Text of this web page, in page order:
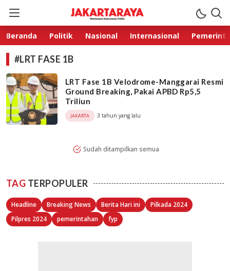
Jakarta Raya
Membangun Kepercayaan Publik
Beranda Politik Nasional Internasional
#LRT FASE 1B
LRT Fase 1B Velodrome-Manggarai Resmi
Ground Breaking, Pakai APBD Rp5,5
Triliun
JAKARTA 3 tahun yang lalu
Sudah ditampilkan semua
TAG TERPOPULER
Headline Breaking News Berita Hari ini
Pilkada 2024
Pilpres 2024
pemerintahan fyp